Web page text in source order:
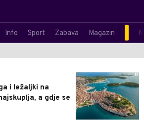
Info Sport Zabava Magazin
0
i ležaljki na
a gdje se